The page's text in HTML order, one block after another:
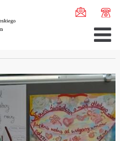
Akcja ''STOP WULGARY ...